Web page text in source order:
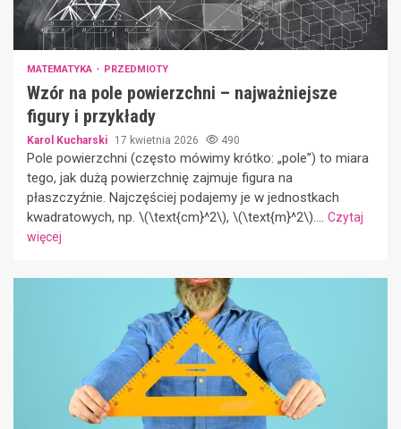
MATEMATYKA PRZEDMIOTY
Wzór na pole powierzchni – najważniejsze
figury i przykłady
Karol Kucharski 17 kwietnia 2026 490
Pole powierzchni (często mówimy krótko: „pole”) to miara
tego, jak dużą powierzchnię zajmuje figura na
płaszczyźnie. Najczęściej podajemy je w jednostkach
kwadratowych, np. \(\text{cm}^2\), \(\text{m}^2\).... Czytaj
więcej